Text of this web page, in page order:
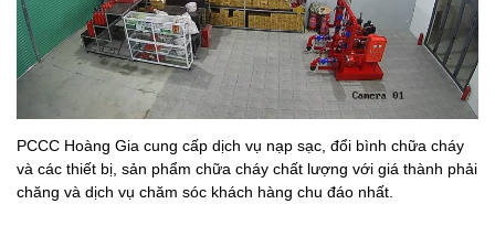
PCCC Hoàng Gia cung cấp dịch vụ nạp sạc, đổi bình chữa cháy
và các thiết bị, sản phẩm chữa cháy chất lượng với giá thành phải
chăng và dịch vụ chăm sóc khách hàng chu đáo nhất.